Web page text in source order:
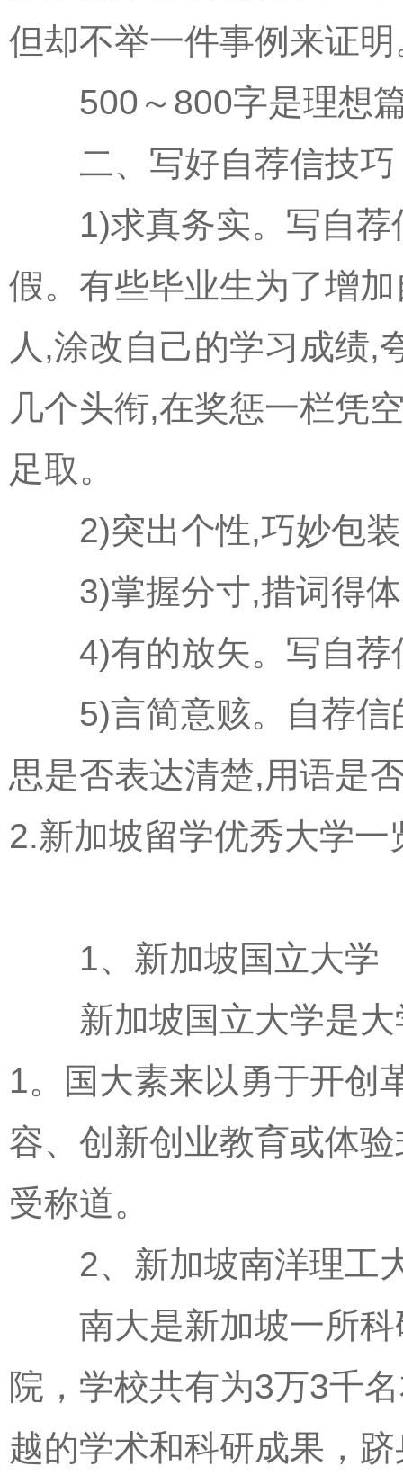
但却不举一件事例来证明
500～800字是理想
二、写好自荐信技巧
1)求真务实。写自荐
假。有些毕业生为了增
人,涂改自己的学习成绩,
几个头衔,在奖惩一栏凭
足取。
2)突出个性,巧妙包
3)掌握分寸,措词得
4)有的放矢。写自荐
5)言简意赅。自荐信
思是否表达清楚,用语是
2.新加坡留学优秀大学一
1、新加坡国立大学
新加坡国立大学是大
1。国大素来以勇于开创
容、创新创业教育或体
受称道。
2、新加坡南洋理工
南大是新加坡一所科
院，学校共有为3万3千
越的学术和科研成果，